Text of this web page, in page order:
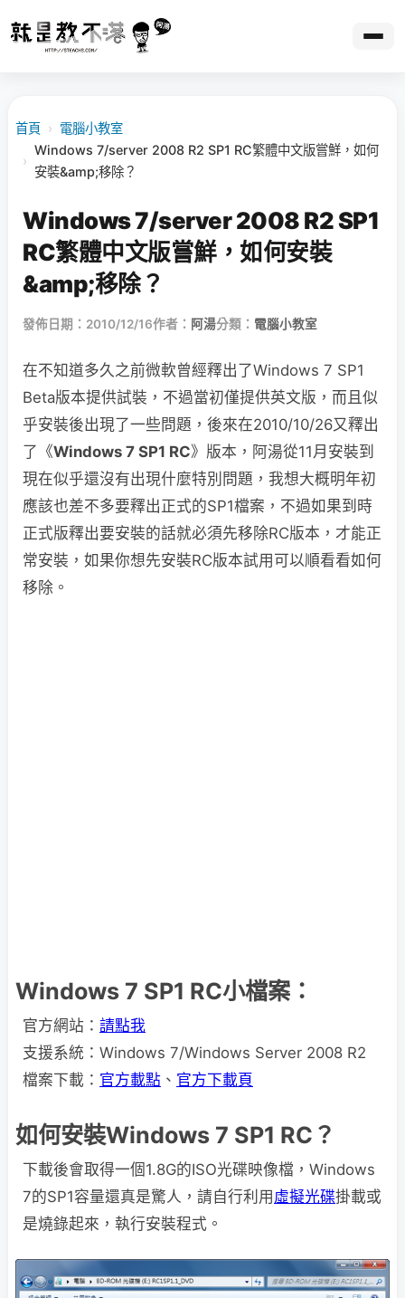
首頁 › 電腦小教室
›
Windows 7/server 2008 R2 SP1 RC繁體中文版嘗鮮，如何
安裝&amp;移除？
Windows 7/server 2008 R2 SP1
RC繁體中文版嘗鮮，如何安裝
&amp;移除？
發佈日期：2010/12/16作者： 阿湯分類： 電腦小教室
在不知道多久之前微軟曾經釋出了Windows 7 SP1
Beta版本提供試裝，不過當初僅提供英文版，而且似
乎安裝後出現了一些問題，後來在2010/10/26又釋出
了《Windows 7 SP1 RC》版本，阿湯從11月安裝到
現在似乎還沒有出現什麼特別問題，我想大概明年初
應該也差不多要釋出正式的SP1檔案，不過如果到時
正式版釋出要安裝的話就必須先移除RC版本，才能正
常安裝，如果你想先安裝RC版本試用可以順看看如何
移除。
Windows 7 SP1 RC小檔案：
官方網站： 請點我
支援系統：Windows 7/Windows Server 2008 R2
檔案下載： 官方載點 、 官方下載頁
如何安裝Windows 7 SP1 RC？
下載後會取得一個1.8G的ISO光碟映像檔，Windows
7的SP1容量還真是驚人，請自行利用 虛擬光碟掛載或
是燒錄起來，執行安裝程式。